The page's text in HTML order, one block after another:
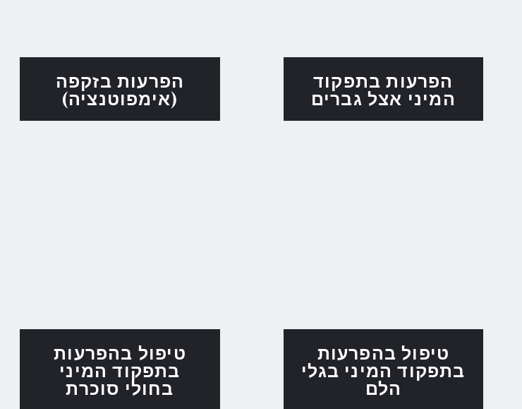
הפרעות בתפקוד
המיני אצל גברים
הפרעות בזקפה
(אימפוטנציה)
טיפול בהפרעות
בתפקוד המיני בגלי
הלם
טיפול בהפרעות
בתפקוד המיני
בחולי סוכרת